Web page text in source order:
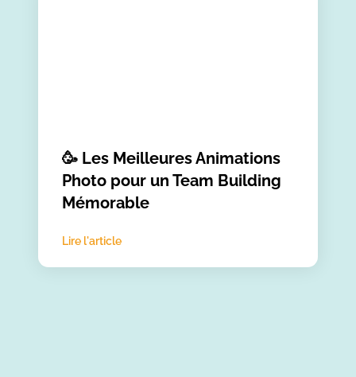
🥳 Les Meilleures Animations
Photo pour un Team Building
Mémorable
Lire l'article